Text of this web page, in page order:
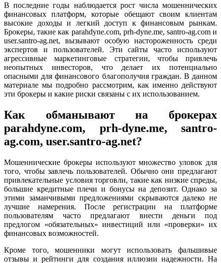
В последние годы наблюдается рост числа мошеннических
финансовых платформ, которые обещают своим клиентам
высокие доходы и легкий доступ к финансовым рынкам.
Брокеры, такие как parahdyne.com, prh-dyne.me, santro-ag.com и
user.santro-ag.net, вызывают особую настороженность среди
экспертов и пользователей. Эти сайты часто используют
агрессивные маркетинговые стратегии, чтобы привлечь
неопытных инвесторов, что делает их потенциально
опасными для финансового благополучия граждан. В данном
материале мы подробно рассмотрим, как именно действуют
эти брокеры и какие риски связаны с их использованием.
Как обманывают на брокерах
parahdyne.com, prh-dyne.me, santro-
ag.com, user.santro-ag.net?
Мошеннические брокеры используют множество уловок для
того, чтобы завлечь пользователей. Обычно они предлагают
привлекательные условия торговли, такие как низкие спреды,
большие кредитные плечи и бонусы на депозит. Однако за
этими заманчивыми предложениями скрываются далеко не
лучшие намерения. После регистрации на платформе
пользователям часто предлагают внести деньги под
предлогом «обязательных» инвестиций или «проверки» их
финансовых возможностей.
Кроме того, мошенники могут использовать фальшивые
отзывы и рейтинги для создания иллюзии надежности. На